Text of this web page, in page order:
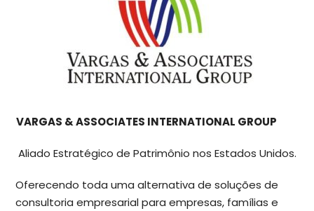
VARGAS & ASSOCIATES INTERNATIONAL GROUP
Aliado Estratégico de Patrimônio nos Estados Unidos.
Oferecendo toda uma alternativa de soluções de
consultoria empresarial para empresas, famílias e